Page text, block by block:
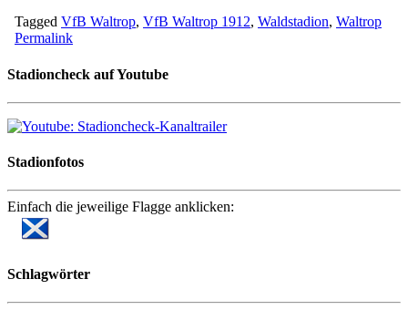
Tagged VfB Waltrop, VfB Waltrop 1912, Waldstadion, Waltrop
Permalink
Stadioncheck auf Youtube
Stadionfotos
Einfach die jeweilige Flagge anklicken:
Schlagwörter